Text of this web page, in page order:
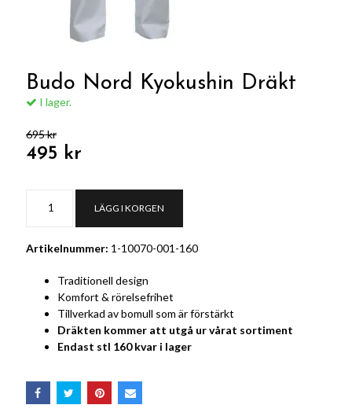
Budo Nord Kyokushin Dräkt
I lager.
695 kr
495 kr
LÄGG I KORGEN
Artikelnummer: 1-10070-001-160
Traditionell design
Komfort & rörelsefrihet
Tillverkad av bomull som är förstärkt
Dräkten kommer att utgå ur vårat sortiment
Endast stl 160 kvar i lager